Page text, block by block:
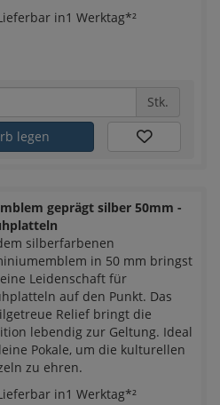
in1 Werktag*²
Stk.
legen
geprägt silber 50mm -
silberfarbenen
in 50 mm bringst
Leidenschaft für
auf den Punkt. Das
Relief bringt die
lebendig zur Geltung. Ideal
Pokale, um die kulturellen
zu ehren.
in1 Werktag*²